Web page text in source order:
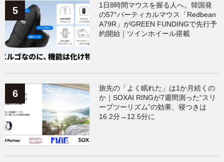
1日8時間マウスを握る人へ。韓国発
の57°バーティカルマウス「Redbean
A79R」がGREEN FUNDINGで先行予
約開始｜ツインホイール搭載
旅先の「よく眠れた」は1か月続くの
か｜SOXAI RINGが7週間測った“スリ
ープツーリズム”の効果、寝つきは
16.2分→12.5分に